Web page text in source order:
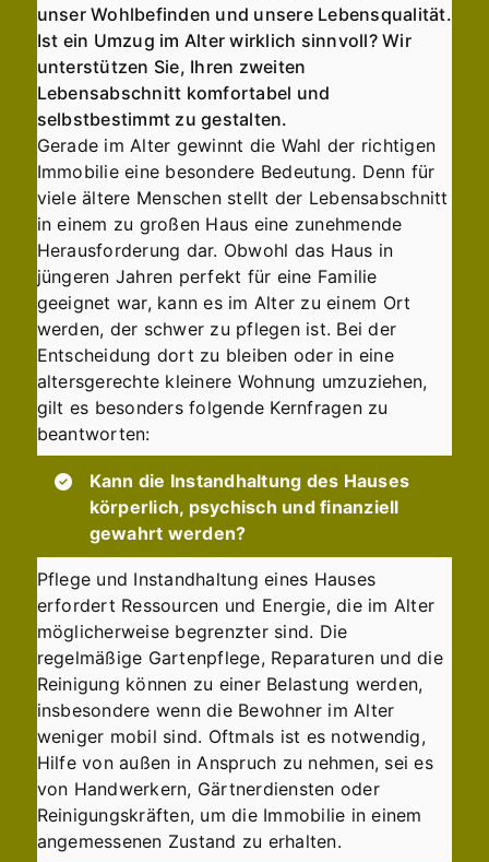
unser Wohlbefinden und unsere Lebensqualität.
Ist ein Umzug im Alter wirklich sinnvoll? Wir
unterstützen Sie, Ihren zweiten
Lebensabschnitt komfortabel und
selbstbestimmt zu gestalten.
Gerade im Alter gewinnt die Wahl der richtigen
Immobilie eine besondere Bedeutung. Denn für
viele ältere Menschen stellt der Lebensabschnitt
in einem zu großen Haus eine zunehmende
Herausforderung dar. Obwohl das Haus in
jüngeren Jahren perfekt für eine Familie
geeignet war, kann es im Alter zu einem Ort
werden, der schwer zu pflegen ist. Bei der
Entscheidung dort zu bleiben oder in eine
altersgerechte kleinere Wohnung umzuziehen,
gilt es besonders folgende Kernfragen zu
beantworten:
Kann die Instandhaltung des Hauses
körperlich, psychisch und finanziell
gewahrt werden?
Pflege und Instandhaltung eines Hauses
erfordert Ressourcen und Energie, die im Alter
möglicherweise begrenzter sind. Die
regelmäßige Gartenpflege, Reparaturen und die
Reinigung können zu einer Belastung werden,
insbesondere wenn die Bewohner im Alter
weniger mobil sind. Oftmals ist es notwendig,
Hilfe von außen in Anspruch zu nehmen, sei es
von Handwerkern, Gärtnerdiensten oder
Reinigungskräften, um die Immobilie in einem
angemessenen Zustand zu erhalten.